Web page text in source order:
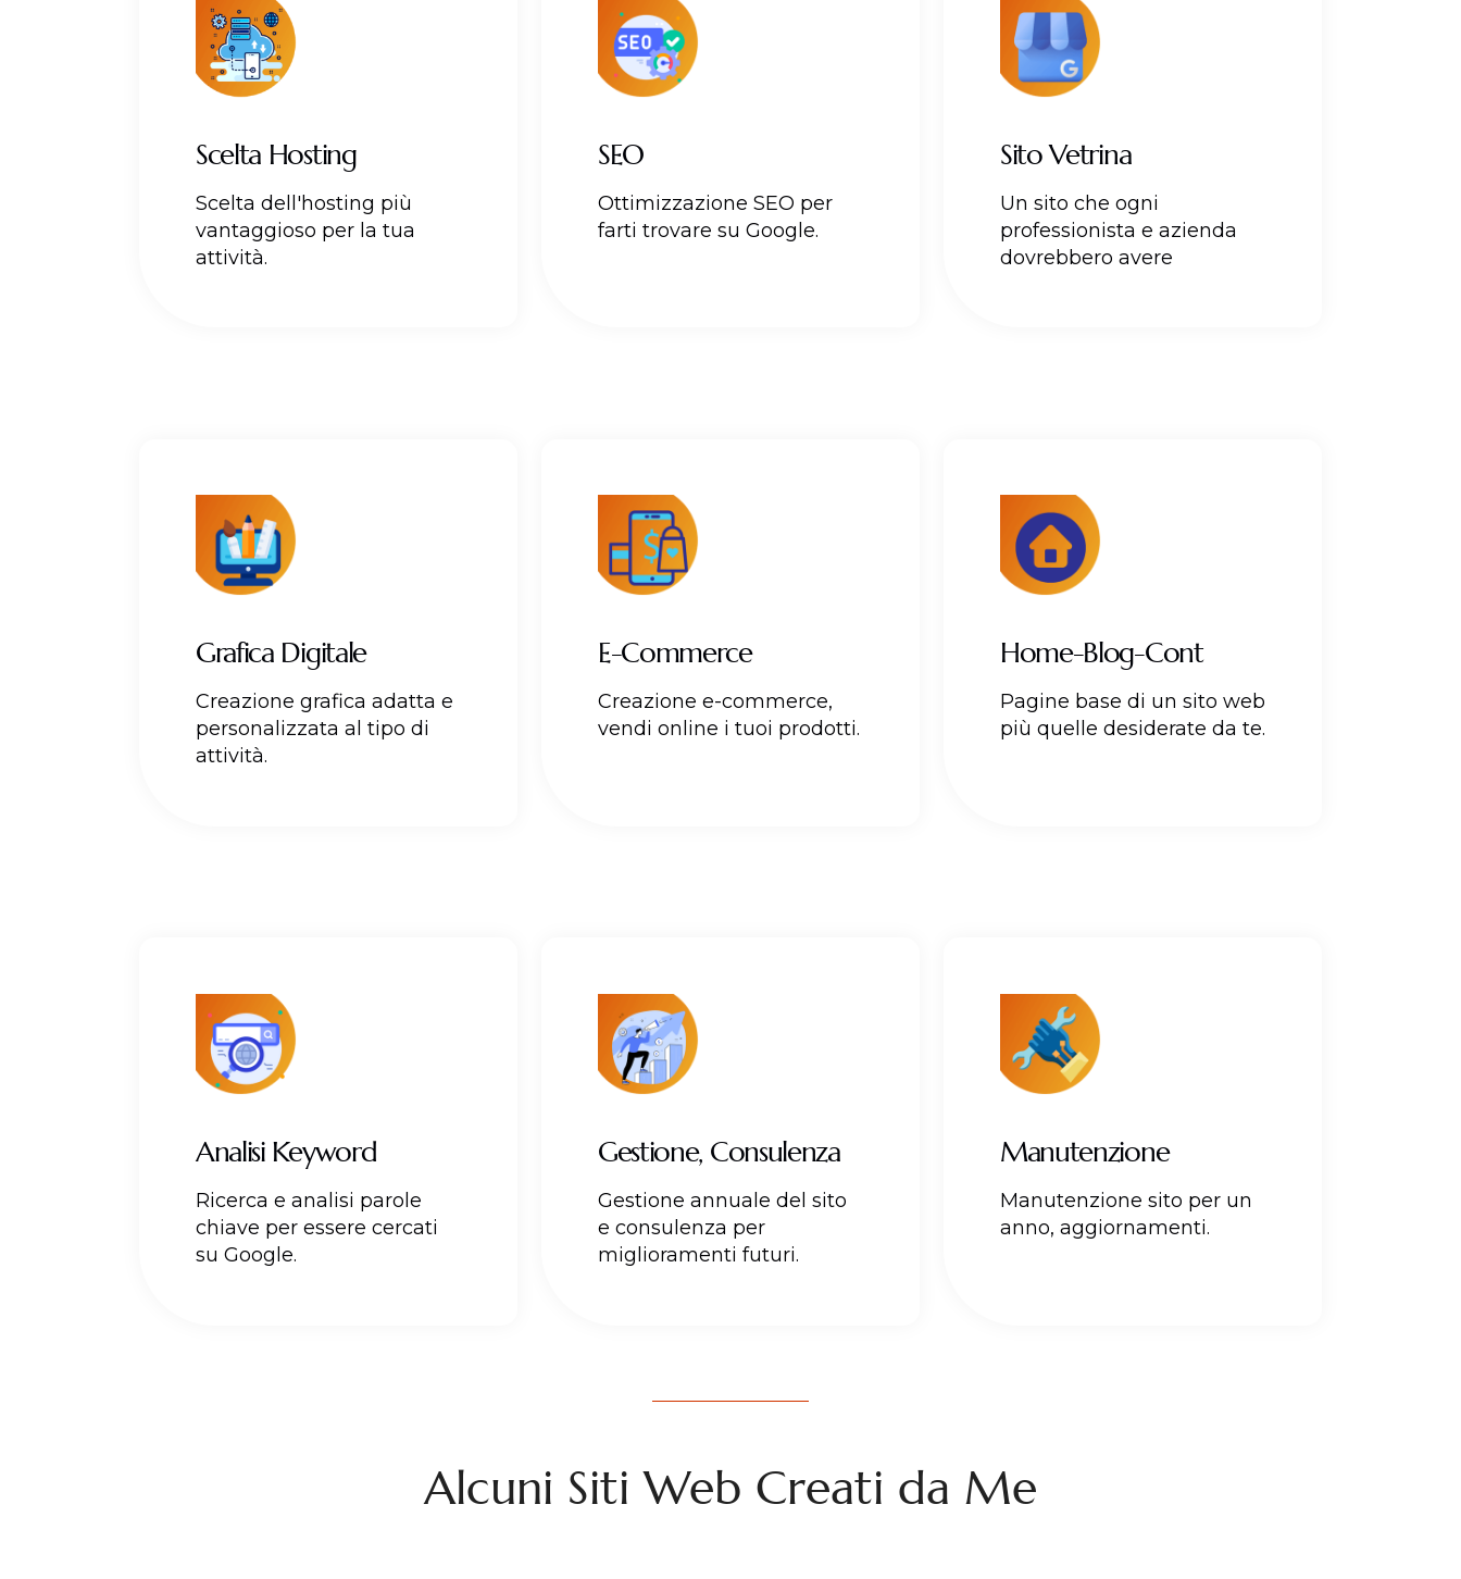
Scelta Hosting
Scelta dell'hosting più
vantaggioso per la tua
attività.
SEO
Ottimizzazione SEO per
farti trovare su Google.
Sito Vetrina
Un sito che ogni
professionista e azienda
dovrebbero avere
Grafica Digitale
Creazione grafica adatta e
personalizzata al tipo di
attività.
E-Commerce
Creazione e-commerce,
vendi online i tuoi prodotti.
Home-Blog-Cont
Pagine base di un sito web
più quelle desiderate da te.
Analisi Keyword
Ricerca e analisi parole
chiave per essere cercati
su Google.
Gestione, Consulenza
Gestione annuale del sito
e consulenza per
miglioramenti futuri.
Manutenzione
Manutenzione sito per un
anno, aggiornamenti.
Alcuni Siti Web Creati da Me